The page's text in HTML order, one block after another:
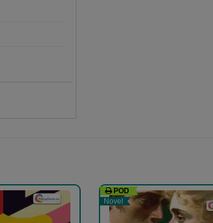
આગળ પણ આ જ
POD
Novel